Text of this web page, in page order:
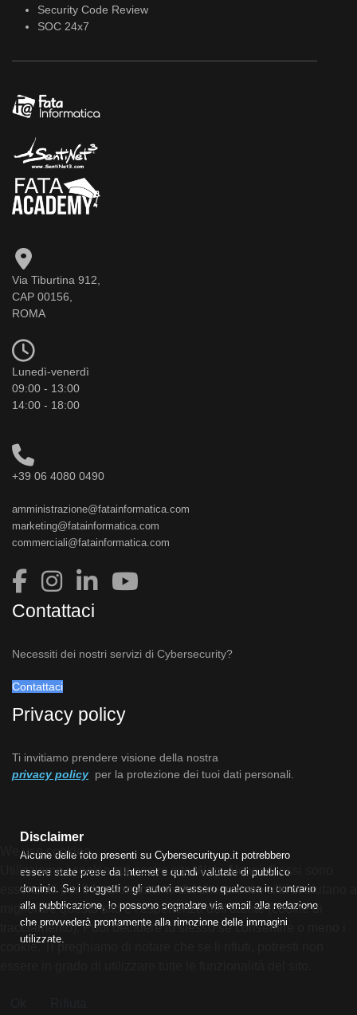
Security Code Review
SOC 24x7
Via Tiburtina 912,
CAP 00156,
ROMA
Lunedì-venerdì
09:00 - 13:00
14:00 - 18:00
+39 06 4080 0490
amministrazione@fatainformatica.com
marketing@fatainformatica.com
commerciali@fatainformatica.com
Contattaci
Necessiti dei nostri servizi di Cybersecurity?
Contattaci
Privacy policy
Ti invitiamo prendere visione della nostra
privacy policy per la protezione dei tuoi dati personali.
Disclaimer
Alcune delle foto presenti su Cybersecurityup.it potrebbero
essere state prese da Internet e quindi valutate di pubblico
dominio. Se i soggetti o gli autori avessero qualcosa in contrario
alla pubblicazione, lo possono segnalare via email alla redazione
che provvederà prontamente alla rimozione delle immagini
utilizzate.
We use cookies
Utilizziamo i cookie sul nostro sito Web. Alcuni di essi sono
essenziali per il funzionamento del sito, mentre altri ci aiutano a
migliorare questo sito e l'esperienza dell'utente (cookie di
tracciamento). Puoi decidere tu stesso se consentire o meno i
cookie. Ti preghiamo di notare che se li rifiuti, potresti non